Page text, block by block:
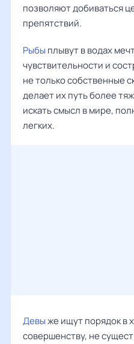
позволяют добиваться
препятствий.
Рыбы плывут в водах
чувствительности и
не только собственные
делает их путь более
искать смысл в мире,
легких.
Девыже ищут порядок в
совершенству, не